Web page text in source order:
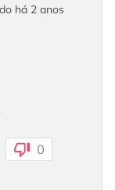
há 2 anos
0